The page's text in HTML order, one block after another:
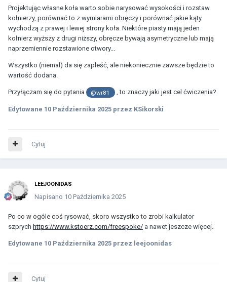
Projektując własne koła warto sobie narysować wysokości i rozstaw
kołnierzy, porównać to z wymiarami obręczy i porównać jakie kąty
wychodzą z prawej i lewej strony koła. Niektóre piasty mają jeden
kołnierz wyższy z drugi niższy, obręcze bywają asymetryczne lub mają
naprzemiennie rozstawione otwory...
Wszystko (niemal) da się zapleść, ale niekoniecznie zawsze będzie to
wartość dodana.
Przyłączam się do pytania @wr81 , to znaczy jaki jest cel ćwiczenia?
Edytowane 10 Października 2025 przez KSikorski
Cytuj
LEEJOONIDAS
Napisano 10 Października 2025
Po co w ogóle coś rysować, skoro wszystko to zrobi kalkulator
szprych https://www.kstoerz.com/freespoke/ a nawet jeszcze więcej.
Edytowane 10 Października 2025 przez leejoonidas
Cytuj